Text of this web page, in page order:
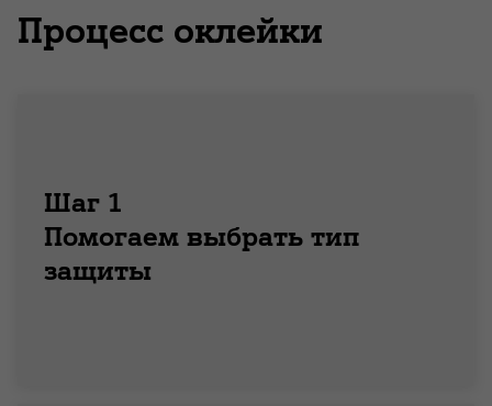
Процесс оклейки
Шаг 1
Помогаем выбрать тип
защиты